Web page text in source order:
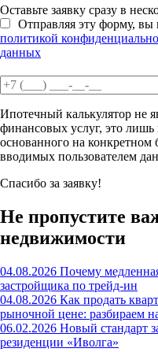
Оставьте заявку сразу в
Отправляя эту форму, вы
политикой
данных
Ипотечный калькулятор не
финансовых услуг, это лишь
основанного на конкретном
вводимых пользователем
Спасибо за заявку!
Не пропустите
недвижимости
04.08.2026 Почему
застройщика по трейд-ин
04.08.2026 Как продать
рыночной цене: разбираем
06.02.2026 Новый стандарт
резиденции «Иволга»